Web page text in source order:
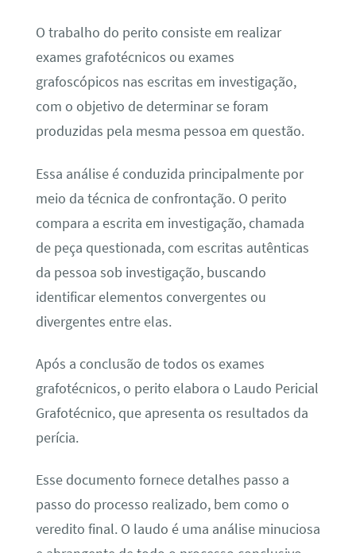
O trabalho do perito consiste em realizar
exames grafotécnicos ou exames
grafoscópicos nas escritas em investigação,
com o objetivo de determinar se foram
produzidas pela mesma pessoa em questão.
Essa análise é conduzida principalmente por
meio da técnica de confrontação. O perito
compara a escrita em investigação, chamada
de peça questionada, com escritas autênticas
da pessoa sob investigação, buscando
identificar elementos convergentes ou
divergentes entre elas.
Após a conclusão de todos os exames
grafotécnicos, o perito elabora o Laudo Pericial
Grafotécnico, que apresenta os resultados da
perícia.
Esse documento fornece detalhes passo a
passo do processo realizado, bem como o
veredito final. O laudo é uma análise minuciosa